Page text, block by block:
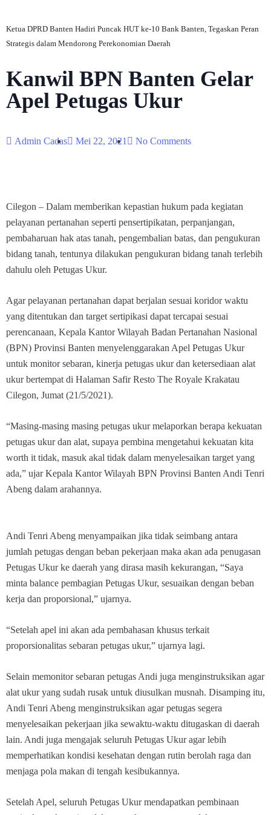
Ketua DPRD Banten Hadiri Puncak HUT ke-10 Bank Banten, Tegaskan Peran
Strategis dalam Mendorong Perekonomian Daerah
Kanwil BPN Banten Gelar
Apel Petugas Ukur
Admin Cadas Mei 22, 2021 No Comments
Cilegon – Dalam memberikan kepastian hukum pada kegiatan
pelayanan pertanahan seperti pensertipikatan, perpanjangan,
pembaharuan hak atas tanah, pengembalian batas, dan pengukuran
bidang tanah, tentunya dilakukan pengukuran bidang tanah terlebih
dahulu oleh Petugas Ukur.
Agar pelayanan pertanahan dapat berjalan sesuai koridor waktu
yang ditentukan dan target sertipikasi dapat tercapai sesuai
perencanaan, Kepala Kantor Wilayah Badan Pertanahan Nasional
(BPN) Provinsi Banten menyelenggarakan Apel Petugas Ukur
untuk monitor sebaran, kinerja petugas ukur dan ketersediaan alat
ukur bertempat di Halaman Safir Resto The Royale Krakatau
Cilegon, Jumat (21/5/2021).
“Masing-masing masing petugas ukur melaporkan berapa kekuatan
petugas ukur dan alat, supaya pembina mengetahui kekuatan kita
worth it tidak, masuk akal tidak dalam menyelesaikan target yang
ada,” ujar Kepala Kantor Wilayah BPN Provinsi Banten Andi Tenri
Abeng dalam arahannya.
Andi Tenri Abeng menyampaikan jika tidak seimbang antara
jumlah petugas dengan beban pekerjaan maka akan ada penugasan
Petugas Ukur ke daerah yang dirasa masih kekurangan, “Saya
minta balance pembagian Petugas Ukur, sesuaikan dengan beban
kerja dan proporsional,” ujarnya.
“Setelah apel ini akan ada pembahasan khusus terkait
proporsionalitas sebaran petugas ukur,” ujarnya lagi.
Selain memonitor sebaran petugas Andi juga menginstruksikan agar
alat ukur yang sudah rusak untuk diusulkan musnah. Disamping itu,
Andi Tenri Abeng menginstruksikan agar petugas segera
menyelesaikan pekerjaan jika sewaktu-waktu ditugaskan di daerah
lain. Andi juga mengajak seluruh Petugas Ukur agar lebih
memperhatikan kondisi kesehatan dengan rutin berolah raga dan
menjaga pola makan di tengah kesibukannya.
Setelah Apel, seluruh Petugas Ukur mendapatkan pembinaan